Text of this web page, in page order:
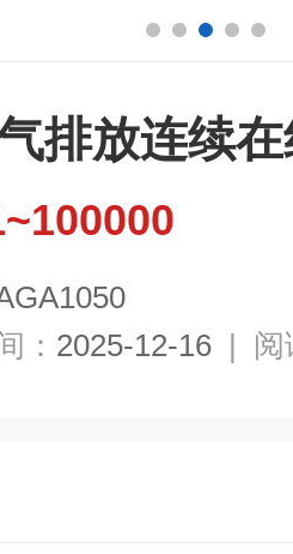
排放连续
： 2025-12-16 | 阅